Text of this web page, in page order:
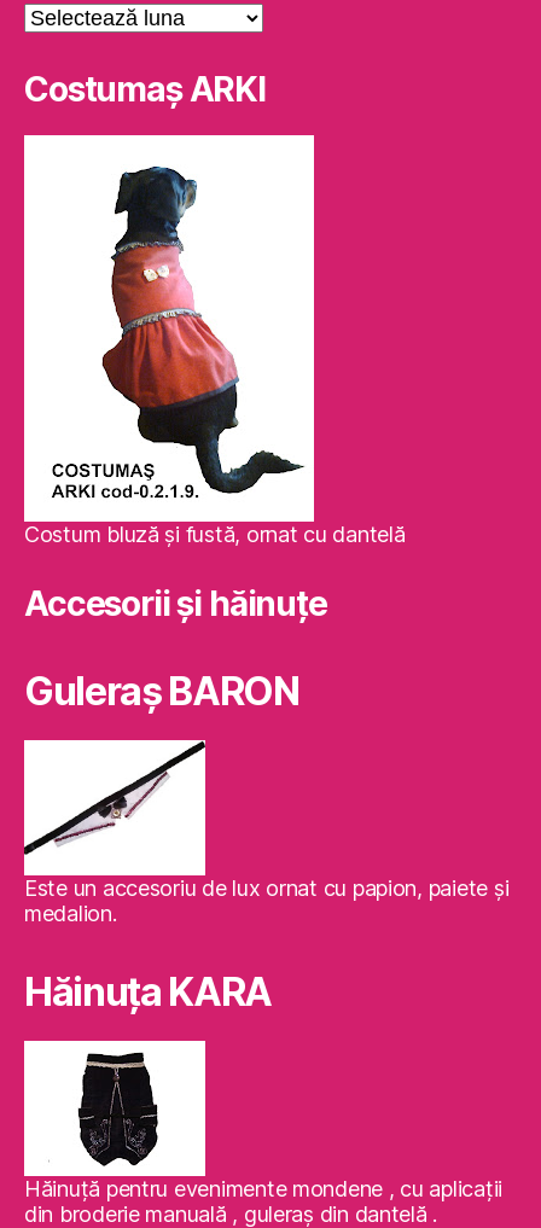
Arhive
Costumaş ARKI
Costum bluză şi fustă, ornat cu dantelă
Accesorii și hăinuțe
Guleraş BARON
Este un accesoriu de lux ornat cu papion, paiete şi
medalion.
Hăinuţa KARA
Hăinuţă pentru evenimente mondene , cu aplicaţii
din broderie manuală , guleraş din dantelă .